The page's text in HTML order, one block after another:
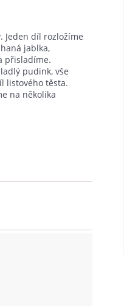
Jeden díl rozložíme
jablka,
přisladíme.
pudink, vše
listového těsta.
na několika